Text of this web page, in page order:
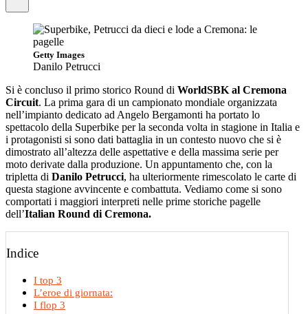
Getty Images
Danilo Petrucci
Si è concluso il primo storico Round di WorldSBK al Cremona
Circuit. La prima gara di un campionato mondiale organizzata
nell’impianto dedicato ad Angelo Bergamonti ha portato lo
spettacolo della Superbike per la seconda volta in stagione in Italia e
i protagonisti si sono dati battaglia in un contesto nuovo che si è
dimostrato all’altezza delle aspettative e della massima serie per
moto derivate dalla produzione. Un appuntamento che, con la
tripletta di Danilo Petrucci, ha ulteriormente rimescolato le carte di
questa stagione avvincente e combattuta. Vediamo come si sono
comportati i maggiori interpreti nelle prime storiche pagelle
dell’Italian Round di Cremona.
Indice
I top 3
L’eroe di giornata:
I flop 3